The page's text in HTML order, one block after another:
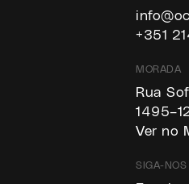
+351
MORADA
Rua
Ver no
SIGA-NOS